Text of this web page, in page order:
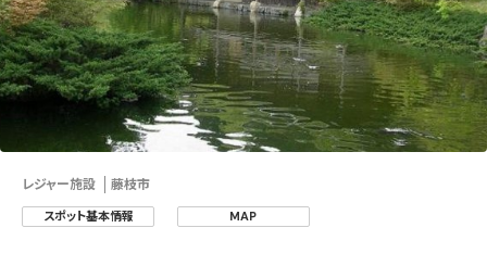
レジャー施設 藤枝市
スポット基本情報 MAP